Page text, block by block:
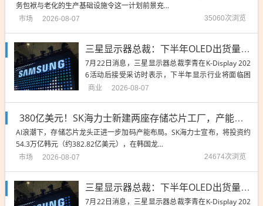
务包袱与老化的生产基础设施令这一计划前景充...
市场
2026-08-07 35060次浏览
三星显示器总裁：下半年OLED出货量下降！但折叠OLED有优势
7月22日消息，三星显示器总裁李青在K-Display 202
6活动后接受采访时表示，下半年显示行业将面临困
难，但三星在折叠OLED市场有技术优势。 李青指
商业 2026-08-07
380亿美元！SK海力士新建两座存储芯片工厂，产能将按客户需求逐步扩大
AI浪潮下，存储芯片龙头正进一步加码产能布局。SK海力士宣布，将投资约
54.3万亿韩元（约382.82亿美元），在韩国龙...
市场
2026-08-07 24674次浏览
三星显示器总裁：下半年OLED出货量下降！但折叠OLED有优势
7月22日消息，三星显示器总裁李青在K-Display 202